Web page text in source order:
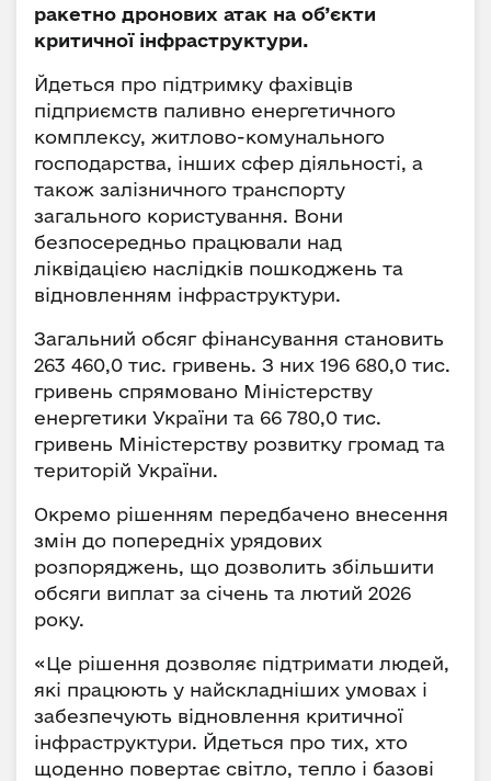
ракетно дронових атак на об’єкти
критичної інфраструктури.
Йдеться про підтримку фахівців
підприємств паливно енергетичного
комплексу, житлово-комунального
господарства, інших сфер діяльності, а
також залізничного транспорту
загального користування. Вони
безпосередньо працювали над
ліквідацією наслідків пошкоджень та
відновленням інфраструктури.
Загальний обсяг фінансування становить
263 460,0 тис. гривень. З них 196 680,0 тис.
гривень спрямовано Міністерству
енергетики України та 66 780,0 тис.
гривень Міністерству розвитку громад та
територій України.
Окремо рішенням передбачено внесення
змін до попередніх урядових
розпоряджень, що дозволить збільшити
обсяги виплат за січень та лютий 2026
року.
«Це рішення дозволяє підтримати людей,
які працюють у найскладніших умовах і
забезпечують відновлення критичної
інфраструктури. Йдеться про тих, хто
щоденно повертає світло, тепло і базові